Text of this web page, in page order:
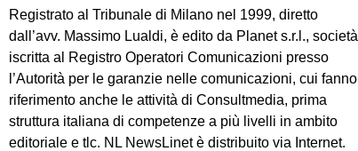
Registrato al Tribunale di Milano nel 1999, diretto
dall’avv. Massimo Lualdi, è edito da Planet s.r.l., società
iscritta al Registro Operatori Comunicazioni presso
l’Autorità per le garanzie nelle comunicazioni, cui fanno
riferimento anche le attività di Consultmedia, prima
struttura italiana di competenze a più livelli in ambito
editoriale e tlc. NL NewsLinet è distribuito via Internet.